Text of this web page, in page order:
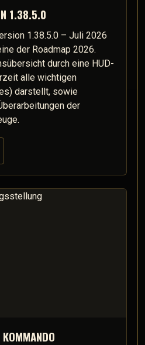
1.38.5.0
1.38.5.0 – Juli 2026
der Roadmap 2026.
durch eine HUD-
alle wichtigen
darstellt, sowie
der